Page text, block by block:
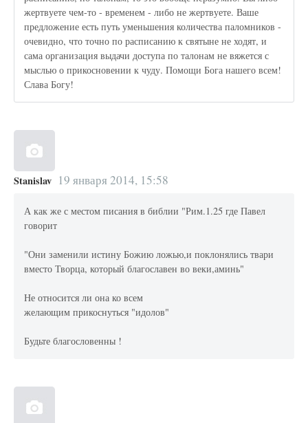
жертвуете чем-то - временем - либо не жертвуете. Ваше
предложение есть путь уменьшения количества паломников -
очевидно, что точно по расписанию к святыне не ходят, и
сама организация выдачи доступа по талонам не вяжется с
мыслью о прикосновении к чуду. Помощи Бога нашего всем!
Слава Богу!
Stanislav 19 января 2014, 15:58
А как же с местом писания в библии "Рим.1.25 где Павел
говорит
"Они заменили истину Божию ложью,и поклонялись твари
вместо Творца, который благославен во веки,аминь"
Не относится ли она ко всем
желающим прикоснуться "идолов"
Будьте благословенны !